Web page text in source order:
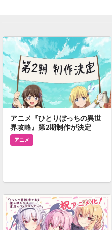
アニメ『ひとりぼっちの異世
界攻略』第2期制作が決定
アニメ